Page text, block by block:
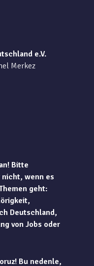
e.V.
Merkez
Bitte
wenn es
geht:
Deutschland,
von Jobs oder
Bu nedenle,